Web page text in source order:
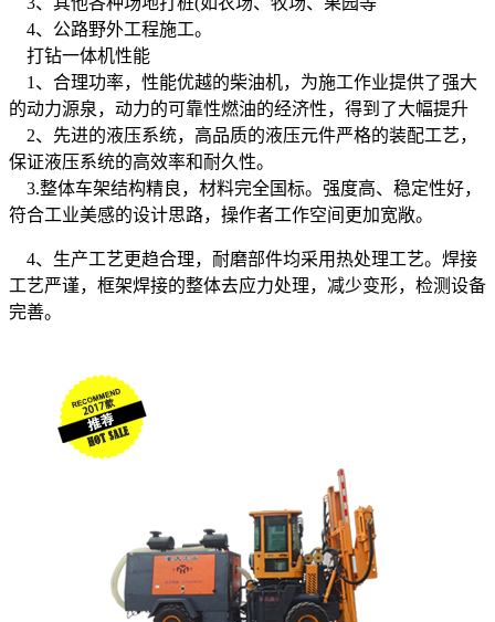
4、公路野外工程施工。
打钻一体机性能
1、合理功率，性能优越的柴油机，为施工作业提供了强大
的动力源泉，动力的可靠性燃油的经济性，得到了大幅提升
2、先进的液压系统，高品质的液压元件严格的装配工艺，
保证液压系统的高效率和耐久性。
3.整体车架结构精良，材料完全国标。强度高、稳定性好，
符合工业美感的设计思路，操作者工作空间更加宽敞。
4、生产工艺更趋合理，耐磨部件均采用热处理工艺。焊接
工艺严谨，框架焊接的整体去应力处理，减少变形，检测设备
完善。